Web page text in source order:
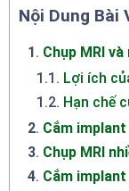
Nội Dung Bài
1. Chụp MRI
1.1 . Lợi ích
1.2. Hạn chế
2. Cắm
3. Chụp MRI
4. Cắm